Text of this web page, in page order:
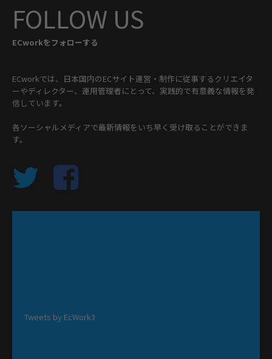
FOLLOW US
ECworkをフォローする
ECworkでは、日本国内のECサイト運営・制作に従事するクリエイタ
ーやディレクター、運用管理者にとって、実践的で有意義な情報を発
信しています。
各ソーシャルメディアで最新情報をいち早く受け取ることができま
す。
Tweets by EcWork3